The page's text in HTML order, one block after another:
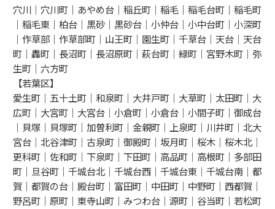
穴川｜穴川町｜あやめ台｜稲丘町｜稲毛｜稲毛台町｜稲毛町
｜稲毛東｜柏台｜黒砂｜黒砂台｜小仲台｜小中台町｜小深町
｜作草部｜作草部町｜山王町｜園生町｜千草台｜天台｜天台
町｜轟町｜長沼町｜長沼原町｜萩台町｜緑町｜宮野木町｜弥
生町｜六方町
【若葉区】
愛生町｜五十土町｜和泉町｜大井戸町｜大草町｜太田町｜大
広町｜大宮町｜大宮台｜小倉町｜小倉台｜小間子町｜御成台
｜貝塚｜貝塚町｜加曽利町｜金親町｜上泉町｜川井町｜北大
宮台｜北谷津町｜古泉町｜御殿町｜坂月町｜桜木｜桜木北｜
更科町｜佐和町｜下泉町｜下田町｜高品町｜高根町｜多部田
町｜旦谷町｜千城台北｜千城台西｜千城台東｜千城台南｜都
賀｜都賀の台｜殿台町｜富田町｜中田町｜中野町｜西都賀｜
野呂町｜原町｜東寺山町｜みつわ台｜源町｜谷当町｜若松町